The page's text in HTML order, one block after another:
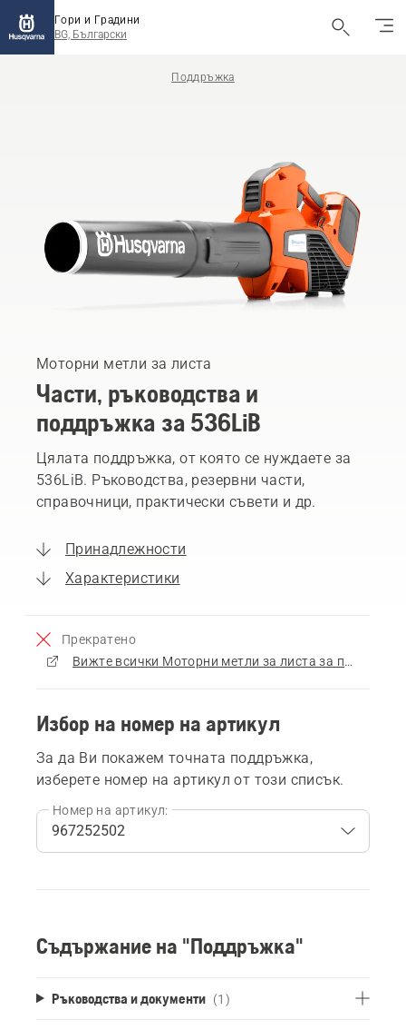
Гори и Градини
BG, Български
Поддръжка
Моторни метли за листа
Части, ръководства и
поддръжка за 536LiB
Цялата поддръжка, от която се нуждаете за
536LiB. Ръководства, резервни части,
справочници, практически съвети и др.
Принадлежности
Характеристики
Прекратено
Вижте всички Моторни метли за листа за продажба
Избор на номер на артикул
За да Ви покажем точната поддръжка,
изберете номер на артикул от този списък.
Номер на артикул:
Съдържание на "Поддръжка"
Ръководства и документи (1)